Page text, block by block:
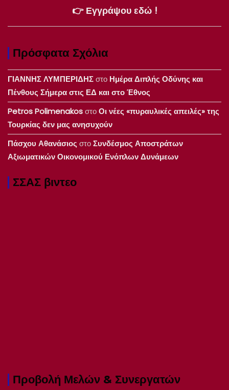
👉 Εγγράψου εδώ !
Πρόσφατα Σχόλια
ΓΙΑΝΝΗΣ ΛΥΜΠΕΡΙΔΗΣστο Ημέρα Διπλής Οδύνης και
Πένθους Σήμερα στις ΕΔ και στο Έθνος
Petros PolimenakosστοΟι νέες «πυραυλικές απειλές» της
Τουρκίας δεν μας ανησυχούν
Πάσχου Αθανάσιος στοΣυνδέσμος Αποστράτων
Αξιωματικών Οικονομικού Ενόπλων Δυνάμεων
ΣΣΑΣ βιντεο
Προβολή Μελών & Συνεργατών